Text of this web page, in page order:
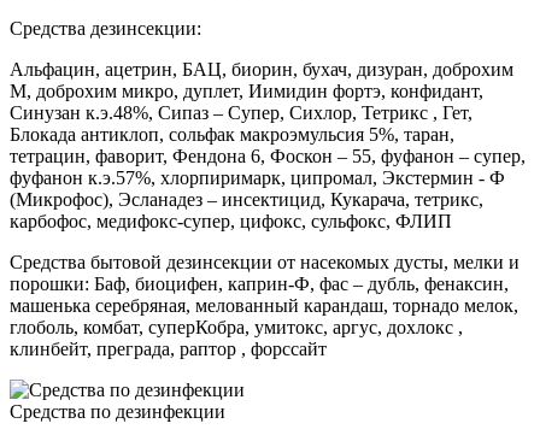
Средства дезинсекции:
Альфацин, ацетрин, БАЦ, биорин, бухач, дизуран, доброхим
М, доброхим микро, дуплет, Иимидин фортэ, конфидант,
Синузан к.э.48%, Сипаз – Супер, Сихлор, Тетрикс , Гет,
Блокада антиклоп, сольфак макроэмульсия 5%, таран,
тетрацин, фаворит, Фендона 6, Фоскон – 55, фуфанон – супер,
фуфанон к.э.57%, хлорпиримарк, ципромал, Экстермин - Ф
(Микрофос), Эсланадез – инсектицид, Кукарача, тетрикс,
карбофос, медифокс-супер, цифокс, сульфокс, ФЛИП
Средства бытовой дезинсекции от насекомых дусты, мелки и
порошки: Баф, биоцифен, каприн-Ф, фас – дубль, фенаксин,
машенька серебряная, мелованный карандаш, торнадо мелок,
глоболь, комбат, суперКобра, умитокс, аргус, дохлокс ,
клинбейт, преграда, раптор , форссайт
Средства по дезинфекции